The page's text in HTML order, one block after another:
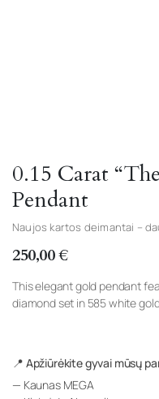
0.15 Carat
Pendant
Naujos kartos deimantai –
250,00€
This elegant gold pendant
diamond set in 585 white
📍 Apžiūrėkite gyvai mūsų
— Kaunas MEGA